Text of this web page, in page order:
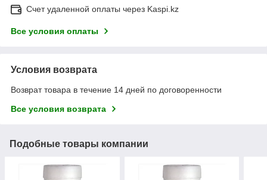
Счет удаленной оплаты через Kaspi.kz
Все условия оплаты
Условия возврата
Возврат товара в течение 14 дней по договоренности
Все условия возврата
Подобные товары компании